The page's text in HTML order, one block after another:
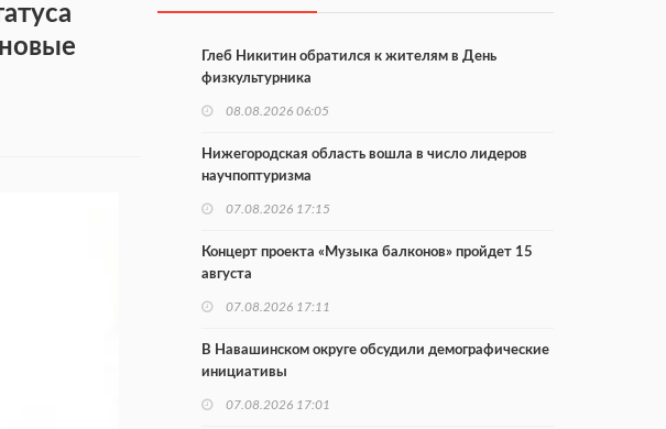
Глеб Никитин обратился к жителям в День
физкультурника
08.08.2026 06:05
Нижегородская область вошла в число лидеров
научпоптуризма
07.08.2026 17:15
Концерт проекта «Музыка балконов» пройдет 15
августа
07.08.2026 17:11
В Навашинском округе обсудили демографические
инициативы
07.08.2026 17:01